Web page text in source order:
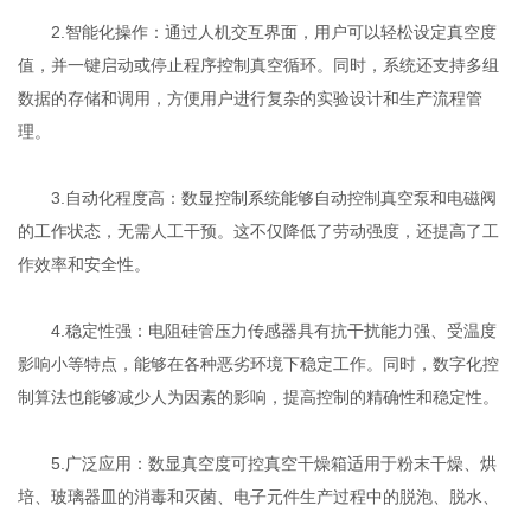
2.智能化操作：通过人机交互界面，用户可以轻松设定真空度
值，并一键启动或停止程序控制真空循环。同时，系统还支持多组
数据的存储和调用，方便用户进行复杂的实验设计和生产流程管
理。
3.自动化程度高：数显控制系统能够自动控制真空泵和电磁阀
的工作状态，无需人工干预。这不仅降低了劳动强度，还提高了工
作效率和安全性。
4.稳定性强：电阻硅管压力传感器具有抗干扰能力强、受温度
影响小等特点，能够在各种恶劣环境下稳定工作。同时，数字化控
制算法也能够减少人为因素的影响，提高控制的精确性和稳定性。
5.广泛应用：数显真空度可控真空干燥箱适用于粉末干燥、烘
培、玻璃器皿的消毒和灭菌、电子元件生产过程中的脱泡、脱水、